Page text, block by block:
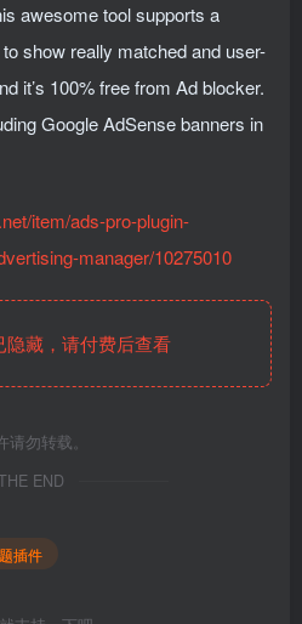
awesome tool supports a
show really matched and user-
it’s 100% free from Ad blocker.
Google AdSense banners in
item/ads-pro-plugin-
manager/10275010
藏，请付费后查看
勿转载。
END
插件